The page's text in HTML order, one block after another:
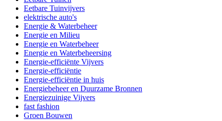
Eetbare Tuinvijvers
elektrische auto's
Energie & Waterbeheer
Energie en Milieu
Energie en Waterbeheer
Energie en Waterbeheersing
Energie-efficiënte Vijvers
Energie-efficiëntie
Energie-efficiëntie in huis
Energiebeheer en Duurzame Bronnen
Energiezuinige Vijvers
fast fashion
Groen Bouwen